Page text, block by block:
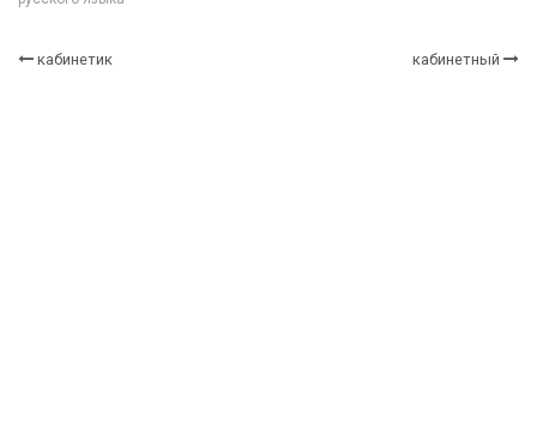
кабинетик кабинетный